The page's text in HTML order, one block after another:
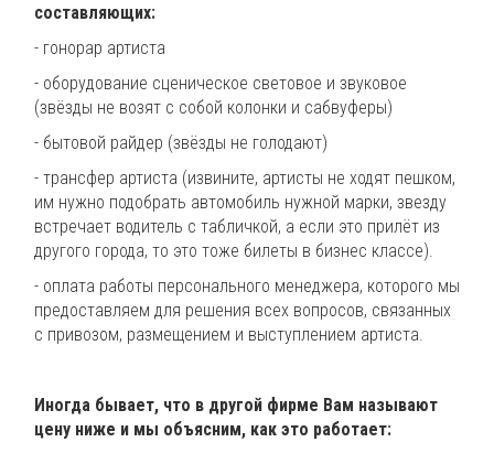
составляющих:
- гонорар артиста
- оборудование сценическое световое и звуковое
(звёзды не возят с собой колонки и сабвуферы)
- бытовой райдер (звёзды не голодают)
- трансфер артиста (извините, артисты не ходят пешком,
им нужно подобрать автомобиль нужной марки, звезду
встречает водитель с табличкой, а если это прилёт из
другого города, то это тоже билеты в бизнес классе).
- оплата работы персонального менеджера, которого мы
предоставляем для решения всех вопросов, связанных
с привозом, размещением и выступлением артиста.
Иногда бывает, что в другой фирме Вам называют
цену ниже и мы объясним, как это работает: